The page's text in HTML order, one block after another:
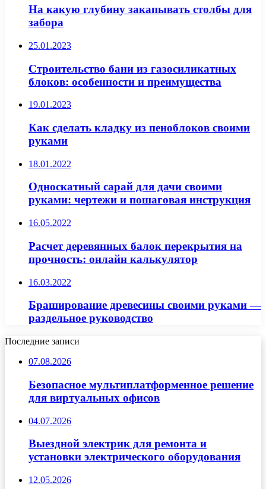
На какую глубину закапывать столбы для
забора
25.01.2023
Строительство бани из газосиликатных
блоков: особенности и преимущества
19.01.2023
Как сделать кладку из пеноблоков своими
руками
18.01.2022
Односкатный сарай для дачи своими
руками: чертежи и пошаговая инструкция
16.05.2022
Расчет деревянных балок перекрытия на
прочность: онлайн калькулятор
16.03.2022
Браширование древесины своими руками —
раздельное руководство
Последние записи
07.08.2026
Безопасное мультиплатформенное решение
для виртуальных офисов
04.07.2026
Выездной электрик для ремонта и
установки электрического оборудования
12.05.2026